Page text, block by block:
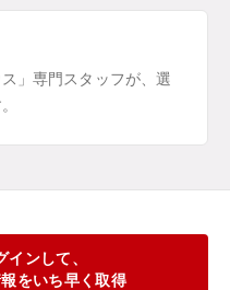
」専門スタッフが、選
ンして、
をいち早く取得